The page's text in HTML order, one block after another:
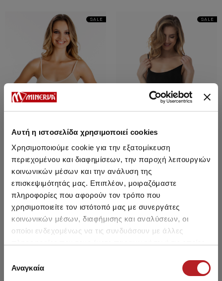
Αυτή η ιστοσελίδα χρησιμοποιεί cookies
Χρησιμοποιούμε cookie για την εξατομίκευση
περιεχομένου και διαφημίσεων, την παροχή λειτουργιών
κοινωνικών μέσων και την ανάλυση της
επισκεψιμότητάς μας. Επιπλέον, μοιραζόμαστε
πληροφορίες που αφορούν τον τρόπο που
χρησιμοποιείτε τον ιστότοπό μας με συνεργάτες
κοινωνικών μέσων, διαφήμισης και αναλύσεων, οι
οποίοι ενδεχομένως να τις συνδυάσουν με άλλες
των υπηρεσιών τους.
συγκατάθεσης
Αναγκαία
SALE
Bodi Modal
3227 Дин.2738 Дин.-15%
SALE
Bodi Modal
3227 Дин.2738 Дин.